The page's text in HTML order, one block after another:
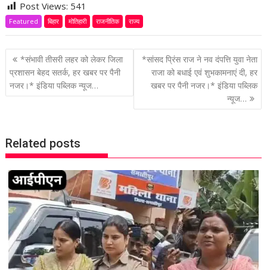
Post Views: 541
Featured बिहार मोतिहारी राजनीतिक राज्य
P
o
s
a
v
i
g
a
t
i
o
n
*संभावी तीसरी लहर को लेकर जिला
प्रशासन बेहद सतर्क, हर खबर पर पैनी
नजर।* इंडिया पब्लिक न्यूज…
*सांसद प्रिंस राज ने नव दंपत्ति युवा नेता
राजा को बधाई एवं शुभकामनाएं दी, हर
खबर पर पैनी नजर।* इंडिया पब्लिक
न्यूज…
Related posts